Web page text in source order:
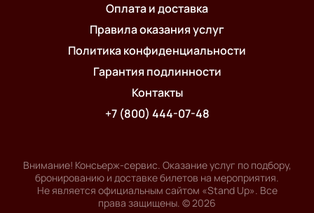
Оплата и доставка
Правила оказания услуг
Политика конфиденциальности
Гарантия подлинности
Контакты
+7 (800) 444-07-48
Внимание! Консьерж-сервис. Оказание услуг по подбору,
бронированию и доставке билетов на мероприятия.
Не является официальным сайтом «Stand Up». Все
права защищены. ©2026